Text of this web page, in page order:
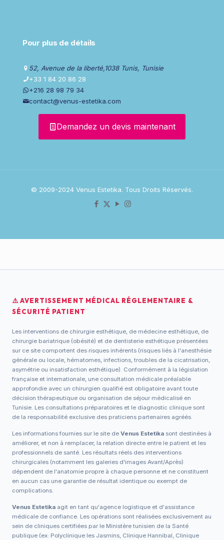
Pour plus de détails
52, Avenue de la liberté,1038 Tunis, Tunisie
+33 1 84 20 86 28
+216 28 98 79 34
contact@venus-estetika.com
Demandez un devis maintenant
© 2009-2024 Venus Estetika. Tous Droits Réservés.
⚠️ AVERTISSEMENT MÉDICAL RÉGLEMENTAIRE &
SÉCURITÉ PATIENT
Les interventions de chirurgie esthétique, de médecine esthétique, de
chirurgie bariatrique (obésité) et de dentisterie esthétique présentées
sur ce site comportent des risques inhérents (risques liés à l'anesthésie
générale ou locale, hématomes, infections, troubles de la cicatrisation,
asymétrie ou insatisfaction esthétique). Conformément à la législation
française et internationale, une consultation médicale préalable
approfondie avec un chirurgien qualifié est obligatoire avant toute
décision thérapeutique ou organisation de séjour médicalisé en
Tunisie. Les consultations préparatoires et le diagnostic clinique sont
de la responsabilité exclusive des praticiens partenaires agréés.
Les informations fournies sur le site de Venus Estetika sont destinées à
améliorer, et non à remplacer, la relation directe entre le patient et les
professionnels de santé. Les résultats réels des interventions
chirurgicales (notamment les galeries d'images Avant/Après)
dépendent de l'anatomie propre à chaque personne et ne constituent
en aucun cas une garantie de résultat identique ou exempt de
complications.
Venus Estetika agit en tant qu'agence logistique et d'assistance
médicale de confiance. Les opérations sont réalisées exclusivement au
sein de cliniques certifiées par le Ministère tunisien de la Santé
publique (ex: Polyclinique les Jasmins, Clinique Hannibal, Clinique